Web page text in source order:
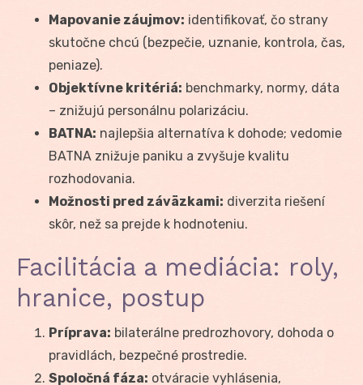
Mapovanie záujmov: identifikovať, čo strany
skutočne chcú (bezpečie, uznanie, kontrola, čas,
peniaze).
Objektívne kritériá: benchmarky, normy, dáta
– znižujú personálnu polarizáciu.
BATNA: najlepšia alternatíva k dohode; vedomie
BATNA znižuje paniku a zvyšuje kvalitu
rozhodovania.
Možnosti pred záväzkami: diverzita riešení
skôr, než sa prejde k hodnoteniu.
Facilitácia a mediácia: roly,
hranice, postup
Príprava: bilaterálne predrozhovory, dohoda o
pravidlách, bezpečné prostredie.
Spoločná fáza: otváracie vyhlásenia,